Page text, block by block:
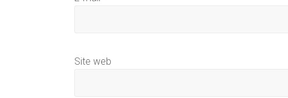
Site web